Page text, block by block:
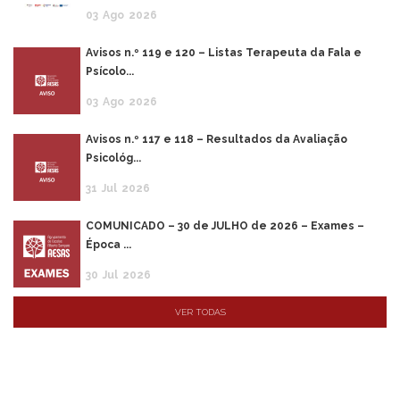
03 Ago 2026
Avisos n.º 119 e 120 – Listas Terapeuta da Fala e
Psícolo...
03 Ago 2026
Avisos n.º 117 e 118 – Resultados da Avaliação
Psicológ...
31 Jul 2026
COMUNICADO – 30 de JULHO de 2026 – Exames –
Época ...
30 Jul 2026
VER TODAS